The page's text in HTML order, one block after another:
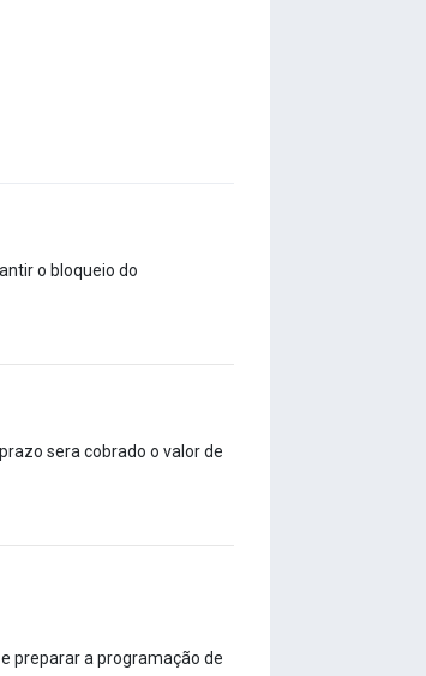
o bloqueio do
sera cobrado o valor de
preparar a programação de